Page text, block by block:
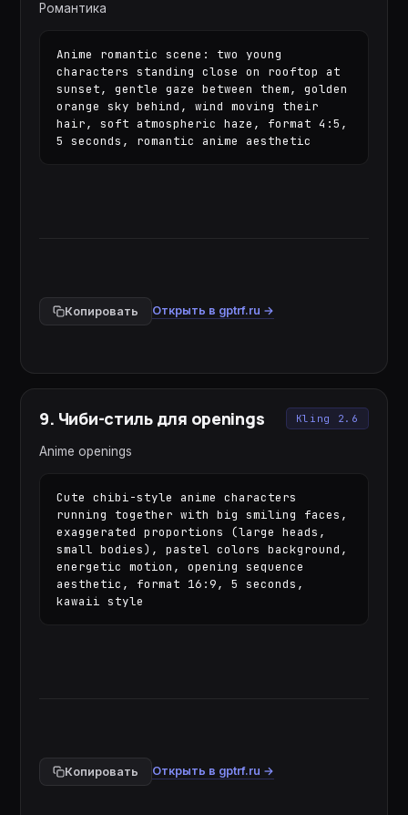
Романтика
Anime romantic scene: two young
characters standing close on rooftop at
sunset, gentle gaze between them, golden
orange sky behind, wind moving their
hair, soft atmospheric haze, format 4:5,
5 seconds, romantic anime aesthetic
Копировать Открыть в gptrf.ru →
9. Чиби-стиль для openings Kling 2.6
Anime openings
Cute chibi-style anime characters
running together with big smiling faces,
exaggerated proportions (large heads,
small bodies), pastel colors background,
energetic motion, opening sequence
aesthetic, format 16:9, 5 seconds,
kawaii style
Копировать Открыть в gptrf.ru →